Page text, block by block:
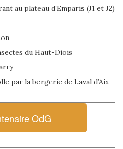
au plateau d’Emparis (J1 et J2)
du Haut-Diois
par la bergerie de Laval d’Aix
OdG